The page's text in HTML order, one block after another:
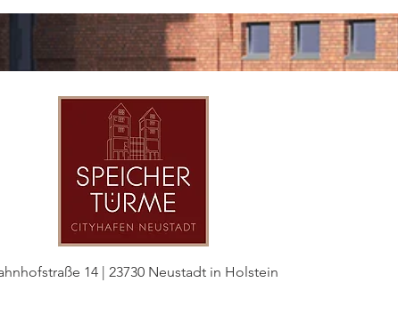
14 | 23730 Neustadt in Holstein